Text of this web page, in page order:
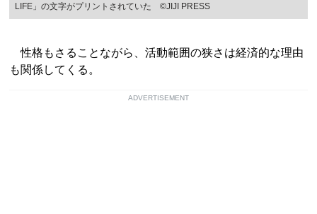
LIFE」の文字がプリントされていた ©︎JIJI PRESS
性格もさることながら、活動範囲の狭さは経済的な理由
も関係してくる。
ADVERTISEMENT